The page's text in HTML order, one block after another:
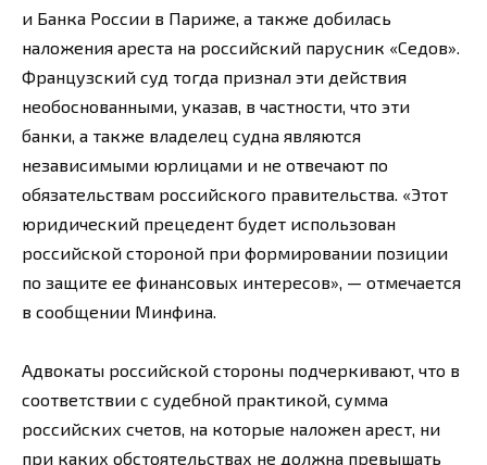
и Банка России в Париже, а также добилась
наложения ареста на российский парусник «Седов».
Французский суд тогда признал эти действия
необоснованными, указав, в частности, что эти
банки, а также владелец судна являются
независимыми юрлицами и не отвечают по
обязательствам российского правительства. «Этот
юридический прецедент будет использован
российской стороной при формировании позиции
по защите ее финансовых интересов», — отмечается
в сообщении Минфина.
Адвокаты российской стороны подчеркивают, что в
соответствии с судебной практикой, сумма
российских счетов, на которые наложен арест, ни
при каких обстоятельствах не должна превышать